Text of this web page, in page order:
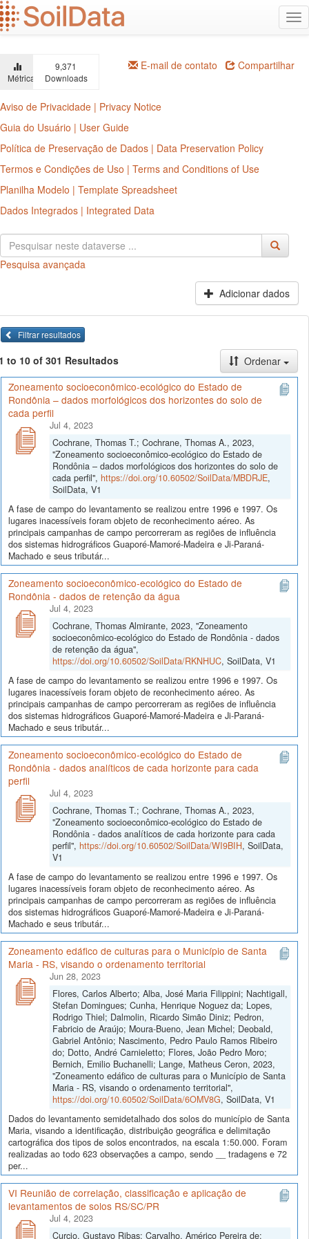
Ir
para
o
principal
Métricas
9,371
Downloads
E-mail de contato Compartilhar
Aviso de Privacidade | Privacy Notice
Guia do Usuário | User Guide
Política de Preservação de Dados | Data Preservation Policy
Termos e Condições de Uso | Terms and Conditions of Use
Planilha Modelo | Template Spreadsheet
Dados Integrados | Integrated Data
Pesquisa avançada
Adicionar dados
Filtrar resultados
to 10 of 301 Resultados
Ordenar
Zoneamento socioeconômico-ecológico do Estado de
Rondônia – dados morfológicos dos horizontes do solo de
cada perfil
Jul 4, 2023
Cochrane, Thomas T.; Cochrane, Thomas A., 2023,
"Zoneamento socioeconômico-ecológico do Estado de
Rondônia – dados morfológicos dos horizontes do solo de
cada perfil", https://doi.org/10.60502/SoilData/MBDRJE,
SoilData, V1
A fase de campo do levantamento se realizou entre 1996 e 1997. Os
lugares inacessíveis foram objeto de reconhecimento aéreo. As
principais campanhas de campo percorreram as regiões de influência
dos sistemas hidrográficos Guaporé-Mamoré-Madeira e Ji-Paraná-
Machado e seus tributár...
Zoneamento socioeconômico-ecológico do Estado de
Rondônia - dados de retenção da água
Jul 4, 2023
Cochrane, Thomas Almirante, 2023, "Zoneamento
socioeconômico-ecológico do Estado de Rondônia - dados
de retenção da água",
https://doi.org/10.60502/SoilData/RKNHUC, SoilData, V1
A fase de campo do levantamento se realizou entre 1996 e 1997. Os
lugares inacessíveis foram objeto de reconhecimento aéreo. As
principais campanhas de campo percorreram as regiões de influência
dos sistemas hidrográficos Guaporé-Mamoré-Madeira e Ji-Paraná-
Machado e seus tributár...
Zoneamento socioeconômico-ecológico do Estado de
Rondônia - dados analíticos de cada horizonte para cada
perfil
Jul 4, 2023
Cochrane, Thomas T.; Cochrane, Thomas A., 2023,
"Zoneamento socioeconômico-ecológico do Estado de
Rondônia - dados analíticos de cada horizonte para cada
perfil", https://doi.org/10.60502/SoilData/WI9BIH, SoilData,
V1
A fase de campo do levantamento se realizou entre 1996 e 1997. Os
lugares inacessíveis foram objeto de reconhecimento aéreo. As
principais campanhas de campo percorreram as regiões de influência
dos sistemas hidrográficos Guaporé-Mamoré-Madeira e Ji-Paraná-
Machado e seus tributár...
Zoneamento edáfico de culturas para o Município de Santa
Maria - RS, visando o ordenamento territorial
Jun 28, 2023
Flores, Carlos Alberto; Alba, José Maria Filippini; Nachtigall,
Stefan Domingues; Cunha, Henrique Noguez da; Lopes,
Rodrigo Thiel; Dalmolin, Ricardo Simão Diniz; Pedron,
Fabricio de Araújo; Moura-Bueno, Jean Michel; Deobald,
Gabriel Antônio; Nascimento, Pedro Paulo Ramos Ribeiro
do; Dotto, André Carnieletto; Flores, João Pedro Moro;
Bernich, Emilio Buchanelli; Lange, Matheus Ceron, 2023,
"Zoneamento edáfico de culturas para o Município de Santa
Maria - RS, visando o ordenamento territorial",
https://doi.org/10.60502/SoilData/6OMV8G, SoilData, V1
Dados do levantamento semidetalhado dos solos do município de Santa
Maria, visando a identificação, distribuição geográfica e delimitação
cartográfica dos tipos de solos encontrados, na escala 1:50.000. Foram
realizadas ao todo 623 observações a campo, sendo __ tradagens e 72
per...
VI Reunião de correlação, classificação e aplicação de
levantamentos de solos RS/SC/PR
Jul 4, 2023
Curcio, Gustavo Ribas; Carvalho, Américo Pereira de;